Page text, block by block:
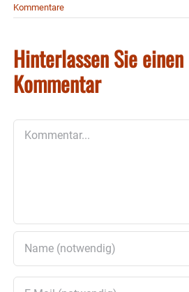
Kommentare
Hinterlassen Sie einen
Kommentar